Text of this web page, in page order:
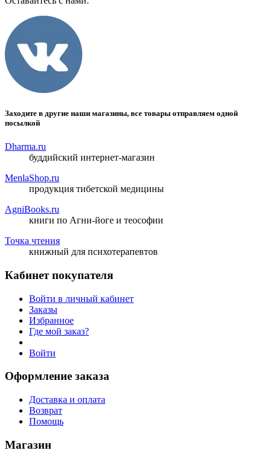
Заходите в другие наши магазины, все товары отправляем одной
посылкой
Dharma.ru
буддийский интернет-магазин
MenlaShop.ru
продукция тибетской медицины
AgniBooks.ru
книги по Агни-йоге и теософии
Точка чтения
книжный для психотерапевтов
Кабинет покупателя
Войти в личный кабинет
Заказы
Избранное
Где мой заказ?
Войти
Оформление заказа
Доставка и оплата
Возврат
Помощь
Магазин